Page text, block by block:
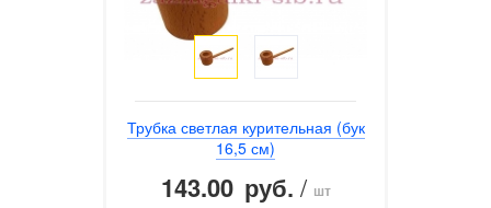
Трубка светлая курительная (бук
16,5 см)
143.00 руб. / шт